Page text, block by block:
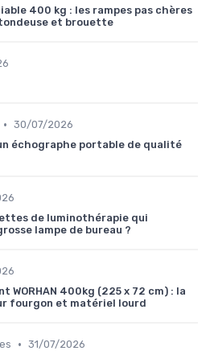
400 kg : les rampes pas chères
et brouette
• 30/07/2026
échographe portable de qualité
de luminothérapie qui
lampe de bureau ?
WORHAN 400kg (225 x 72 cm) : la
fourgon et matériel lourd
• 31/07/2026